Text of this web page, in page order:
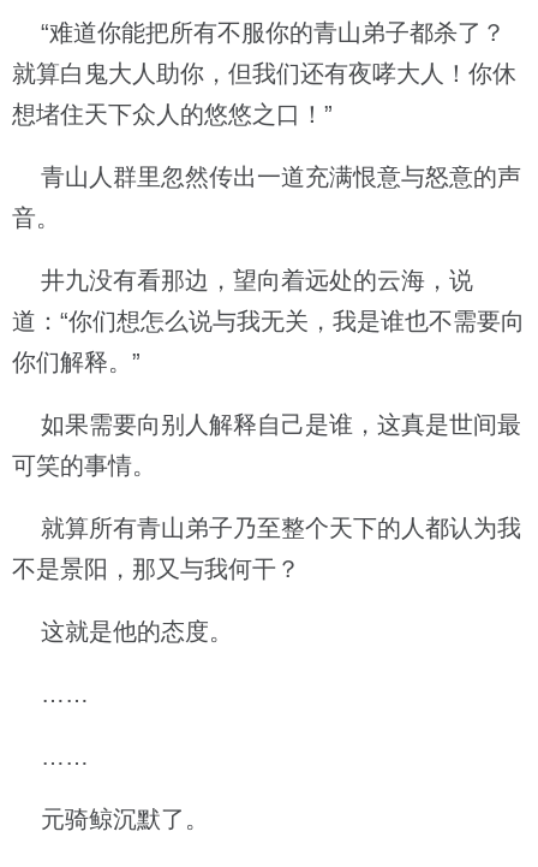
“难道你能把所有不服你的青山弟子都杀了？
就算白鬼大人助你，但我们还有夜哮大人！你休
想堵住天下众人的悠悠之口！”
青山人群里忽然传出一道充满恨意与怒意的声
音。
井九没有看那边，望向着远处的云海，说
道：“你们想怎么说与我无关，我是谁也不需要向
你们解释。”
如果需要向别人解释自己是谁，这真是世间最
可笑的事情。
就算所有青山弟子乃至整个天下的人都认为我
不是景阳，那又与我何干？
这就是他的态度。
……
……
元骑鲸沉默了。